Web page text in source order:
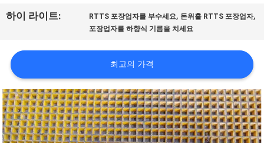
행
품
질
관
리
하이 라이트: RTTS 포장업자를 부수세요, 돈위홀 RTTS 포장업자,
포장업자를 하향식 기름을 치세요
최고의 가격